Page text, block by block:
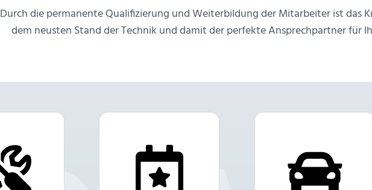
Durch die permanente Qualifizierung und Weiterbildung der Mitarbeiter ist das
dem neusten Stand der Technik und damit der perfekte Ansprechpartner für